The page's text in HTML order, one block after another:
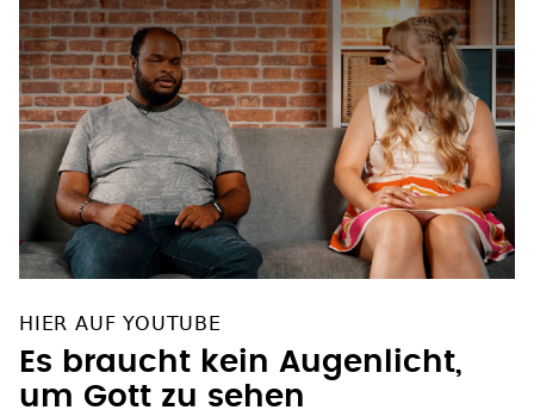
HIER AUF YOUTUBE
Es braucht kein Augenlicht,
um Gott zu sehen